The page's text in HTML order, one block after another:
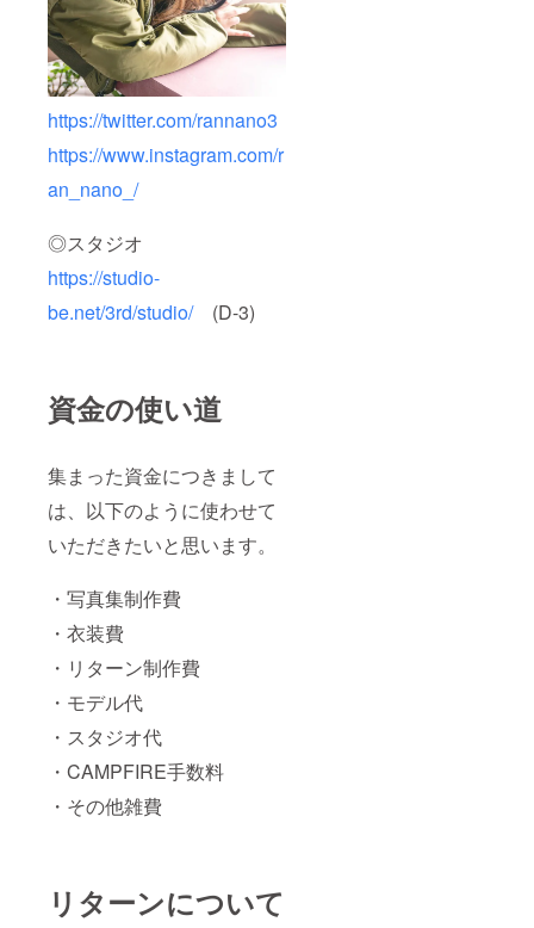
https://twitter.com/rannano3
https://www.instagram.com/r
an_nano_/
◎スタジオ
https://studio-
be.net/3rd/studio/(D-3)
資金の使い道
集まった資金につきまして
は、以下のように使わせて
いただきたいと思います。
・写真集制作費
・衣装費
・リターン制作費
・モデル代
・スタジオ代
・CAMPFIRE手数料
・その他雑費
リターンについて